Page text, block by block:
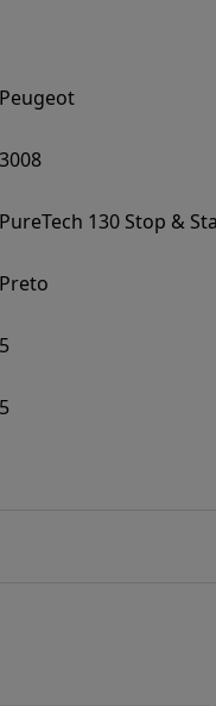
Peugeot
3008
PureTech 130 Stop &
Preto
5
5